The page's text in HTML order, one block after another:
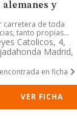
y
carretera de toda
tanto propias
Catolicos, 4,
Madrid,
en ficha
VER FICHA